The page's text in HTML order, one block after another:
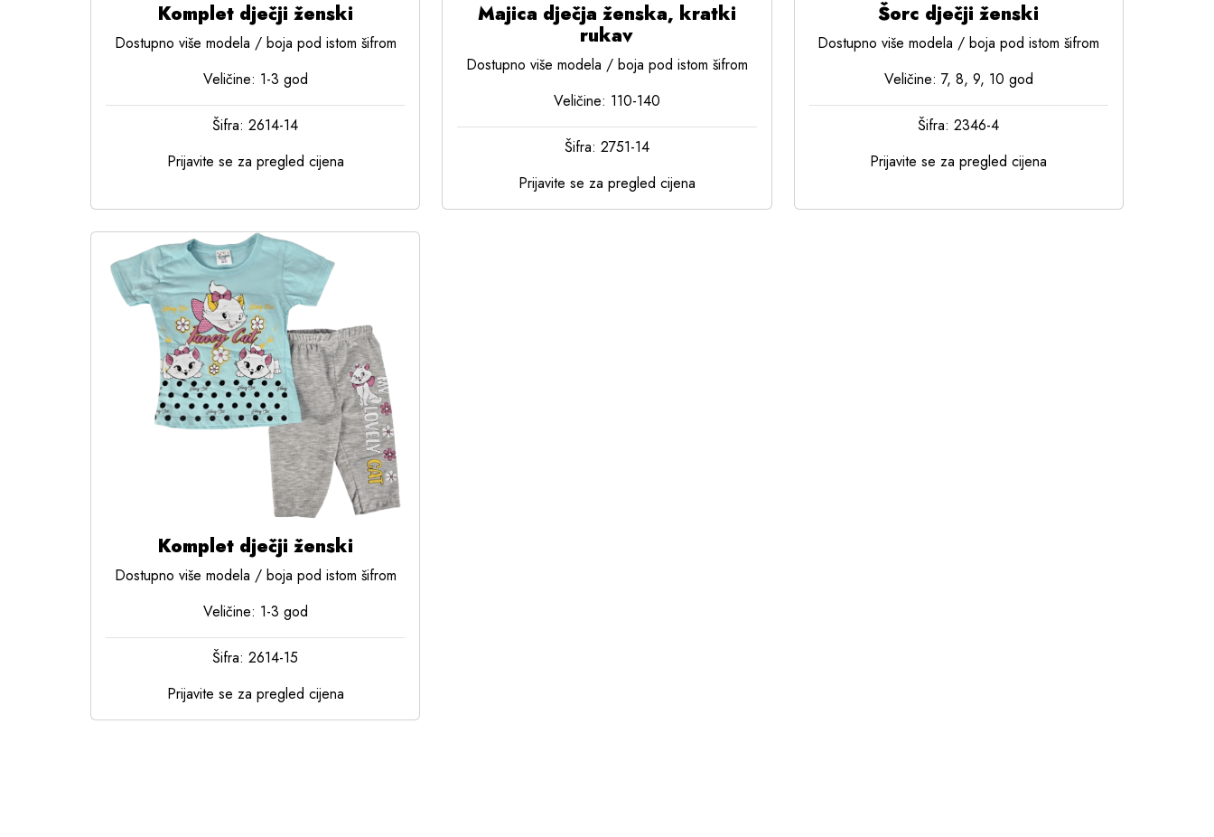
Komplet dječji ženski
Dostupno više modela / boja pod istom šifrom
Veličine: 1-3 god
Šifra: 2614-14
Prijavite se za pregled cijena
Majica dječja ženska, kratki
rukav
Dostupno više modela / boja pod istom šifrom
Veličine: 110-140
Šifra: 2751-14
Prijavite se za pregled cijena
Šorc dječji ženski
Dostupno više modela / boja pod istom šifrom
Veličine: 7, 8, 9, 10 god
Šifra: 2346-4
Prijavite se za pregled cijena
Komplet dječji ženski
Dostupno više modela / boja pod istom šifrom
Veličine: 1-3 god
Šifra: 2614-15
Prijavite se za pregled cijena